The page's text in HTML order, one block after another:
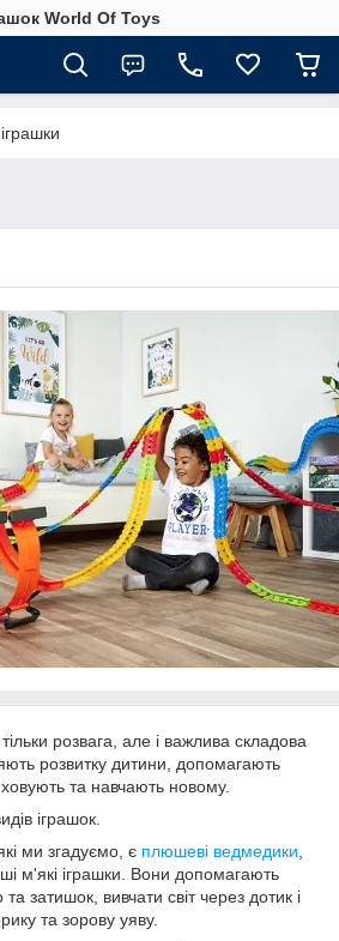
World Of Toys
розвага, але і важлива складова
розвитку дитини, допомагають
та навчають новому.
іграшок.
ми згадуємо, є плюшеві ведмедики
м'які іграшки. Вони допомагають
та затишок, вивчати світ через дотик і
та зорову уяву.